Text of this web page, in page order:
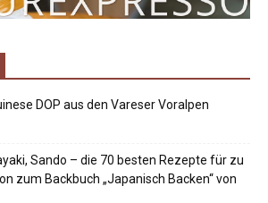
DOP aus den Vareser Voralpen
Sando – die 70 besten Rezepte für zu
zum Backbuch „Japanisch Backen“ von